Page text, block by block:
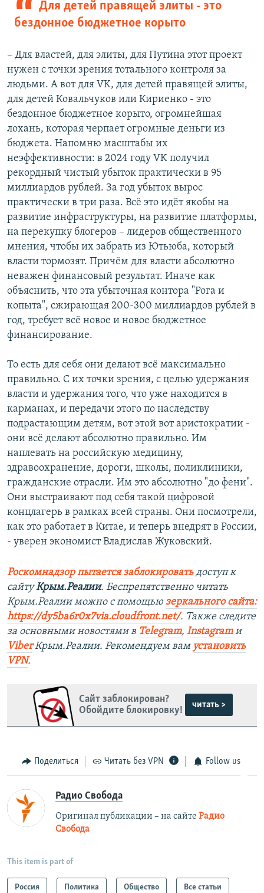
Для детей правящей элиты - это
бездонное бюджетное корыто
– Для властей, для элиты, для Путина этот проект
нужен с точки зрения тотального контроля за
людьми. А вот для VK, для детей правящей элиты,
для детей Ковальчуков или Кириенко - это
бездонное бюджетное корыто, огромнейшая
лохань, которая черпает огромные деньги из
бюджета. Напомню масштабы их
неэффективности: в 2024 году VK получил
рекордный чистый убыток практически в 95
миллиардов рублей. За год убыток вырос
практически в три раза. Всё это идёт якобы на
развитие инфраструктуры, на развитие платформы,
на перекупку блогеров – лидеров общественного
мнения, чтобы их забрать из Ютьюба, который
власти тормозят. Причём для власти абсолютно
неважен финансовый результат. Иначе как
объяснить, что эта убыточная контора "Рога и
копыта", сжирающая 200-300 миллиардов рублей в
год, требует всё новое и новое бюджетное
финансирование.
То есть для себя они делают всё максимально
правильно. С их точки зрения, с целью удержания
власти и удержания того, что уже находится в
карманах, и передачи этого по наследству
подрастающим детям, вот этой вот аристократии -
они всё делают абсолютно правильно. Им
наплевать на российскую медицину,
здравоохранение, дороги, школы, поликлиники,
гражданские отрасли. Им это абсолютно "до фени".
Они выстраивают под себя такой цифровой
концлагерь в рамках всей страны. Они посмотрели,
как это работает в Китае, и теперь внедрят в России,
- уверен экономист Владислав Жуковский.
Роскомнадзор пытается заблокироватьдоступ к
сайтуКрым.Реалии. Беспрепятственно читать
Крым.Реалии можно с помощью зеркального сайта:
https://dy5ba6r0x7via.cloudfront.net/. Также следите
за основными новостями в Telegram, Instagramи
ViberКрым.Реалии. Рекомендуем вам установить
VPN.
Сайт заблокирован?
Обойдите блокировку!
читать >
Поделиться Читать без VPN Follow us
Радио Свобода
Оригинал публикации – на сайте Радио
Свобода
This item is part of
Россия Политика Общество Все статьи